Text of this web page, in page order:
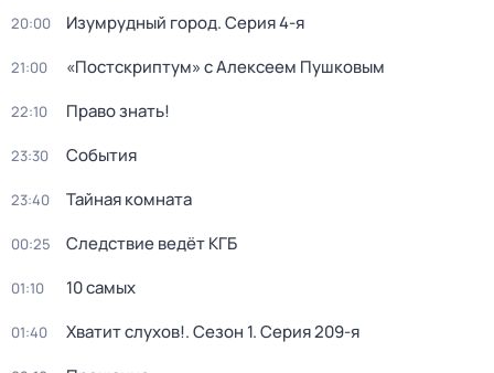
20:00 Изумрудный город. Серия 4-я
21:00 «Постскриптум» с Алексеем Пушковым
22:10 Право знать!
23:30 События
23:40 Тайная комната
00:25 Следствие ведёт КГБ
01:10 10 самых
01:40 Хватит слухов!. Сезон 1. Серия 209-я